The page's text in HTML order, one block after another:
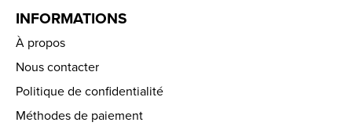
INFORMATIONS
À propos
Nous contacter
Politique de confidentialité
Méthodes de paiement